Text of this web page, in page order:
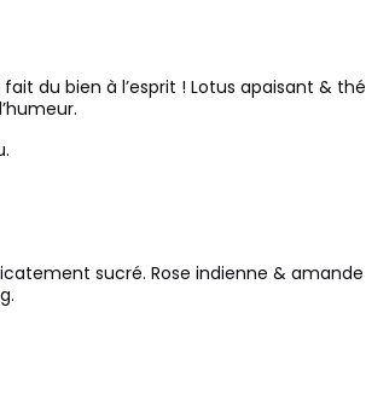
du bien à l’esprit ! Lotus apaisant & thé
sucré. Rose indienne & amande